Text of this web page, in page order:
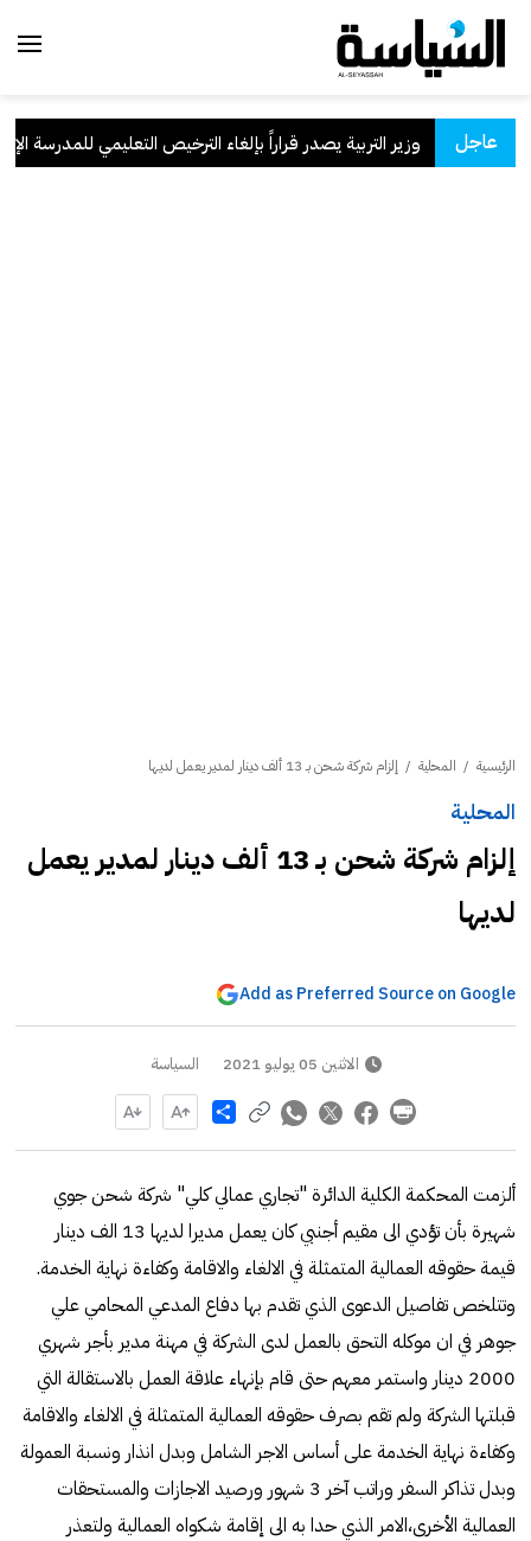
عاجل وزير التربية يصدر قراراً بإلغاء الترخيص التعليمي للمدرسة
الرئيسية / المحلية / إلزام شركة شحن بـ 13 ألف دينار لمدير يعمل لديها
المحلية
إلزام شركة شحن بـ 13 ألف دينار لمدير يعمل
لديها
Add as Preferred Source on Google
الاثنين 05 يوليو 2021 السياسة
Share
ألزمت المحكمة الكلية الدائرة "تجاري عمالي كلي" شركة شحن جوي
شهيرة بأن تؤدي الى مقيم أجنبي كان يعمل مديرا لديها 13 الف دينار
قيمة حقوقه العمالية المتمثلة في الالغاء والاقامة وكفاءة نهاية الخدمة.
وتتلخص تفاصيل الدعوى الذي تقدم بها دفاع المدعي المحامي علي
جوهر في ان موكله التحق بالعمل لدى الشركة في مهنة مدير بأجر شهري
2000 دينار واستمر معهم حتى قام بإنهاء علاقة العمل بالاستقالة التي
قبلتها الشركة ولم تقم بصرف حقوقه العمالية المتمثلة في الالغاء والاقامة
وكفاءة نهاية الخدمة على أساس الاجر الشامل وبدل انذار ونسبة العمولة
وبدل تذاكر السفر وراتب آخر 3 شهور ورصيد الاجازات والمستحقات
العمالية الأخرى،الامر الذي حدا به الى إقامة شكواه العمالية ولتعذر